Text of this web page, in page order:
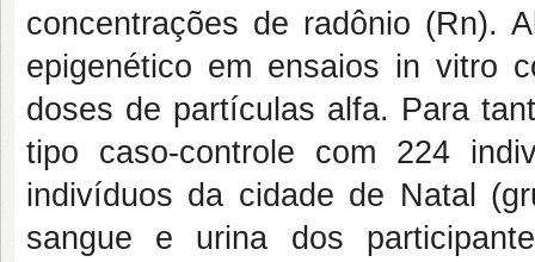
concentrações de radônio (Rn).
epigenético em ensaios in vitro
doses de partículas alfa. Para
tipo caso-controle com 224
indivíduos da cidade de Natal
sangue e urina dos